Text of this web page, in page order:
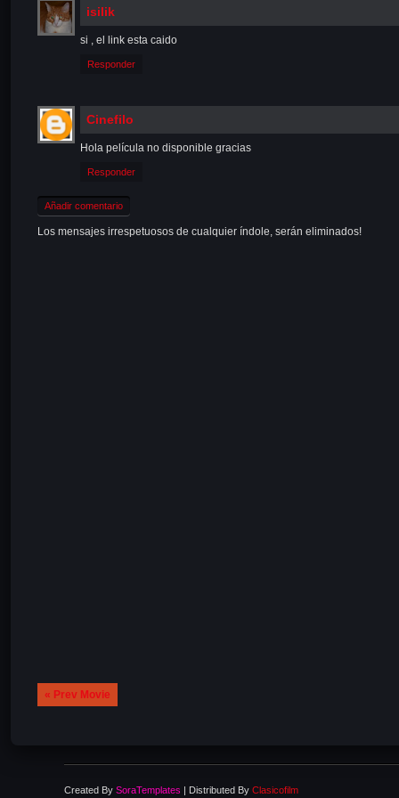
isilik
si , el link esta caido
Responder
Cinefilo
Hola película no disponible gracias
Responder
Añadir comentario
Los mensajes irrespetuosos de cualquier índole, serán eliminados!
« Prev Movie
Created By SoraTemplates | Distributed By Clasicofilm